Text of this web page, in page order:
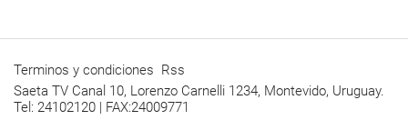
Terminos y condiciones Rss
Saeta TV Canal 10, Lorenzo Carnelli 1234, Montevido, Uruguay.
Tel: 24102120 | FAX:24009771